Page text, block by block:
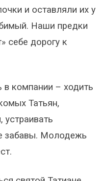
и оставляли их у
Наши предки
себе дорогу к
в компании – ходить
Татьян,
устраивать
забавы. Молодежь